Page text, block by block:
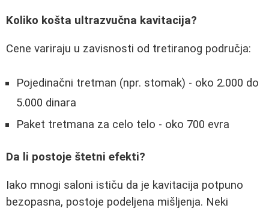
Koliko košta ultrazvučna kavitacija?
Cene variraju u zavisnosti od tretiranog područja:
Pojedinačni tretman (npr. stomak) - oko 2.000 do
5.000 dinara
Paket tretmana za celo telo - oko 700 evra
Da li postoje štetni efekti?
Iako mnogi saloni ističu da je kavitacija potpuno
bezopasna, postoje podeljena mišljenja. Neki